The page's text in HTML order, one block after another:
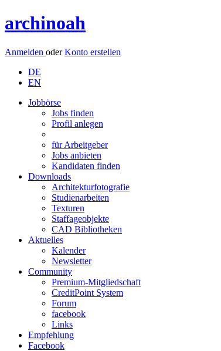
archinoah
Anmelden oderKonto erstellen
DE
EN
Jobbörse
Jobs finden
Profil anlegen
für Arbeitgeber
Jobs anbieten
Kandidaten finden
Downloads
Architekturfotografie
Studienarbeiten
Texturen
Staffageobjekte
CAD Bibliotheken
Aktuelles
Kalender
Newsletter
Community
Premium-Mitgliedschaft
CreditPoint System
Forum
facebook
Links
Empfehlung
Facebook